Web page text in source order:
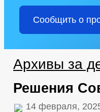
Сообщить о
Архивы за
Решения
14 февраля,